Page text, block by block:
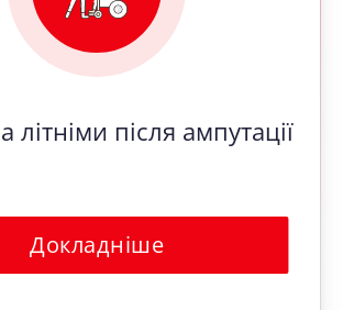
літніми після ампутації
Докладніше